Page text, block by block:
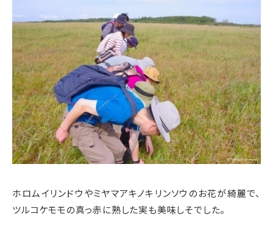
ホロムイリンドウやミヤマアキノキリンソウのお花が綺麗で、
ツルコケモモの真っ赤に熟した実も美味しそでした。